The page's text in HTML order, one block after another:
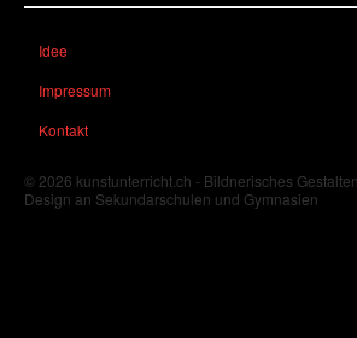
Idee
Impressum
Kontakt
© 2026 kunstunterricht.ch - Bildnerisches
Design an Sekundarschulen und Gymnasien